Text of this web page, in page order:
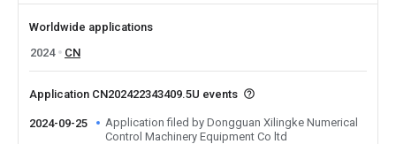
Worldwide applications
2024
CN
Application CN202422343409.5U events
2024-09-25
Application filed by Dongguan Xilingke Numerical
Control Machinery Equipment Co ltd